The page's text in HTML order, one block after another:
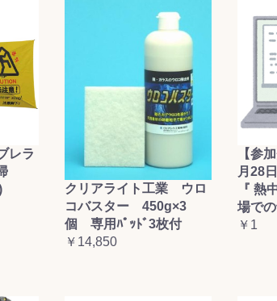
レラ
クリアライト工業 ウロ
コバスター 450g×3
個 専用ﾊﾟｯﾄﾞ3枚付
￥14,850
【参
月28
『 熱
場での
￥1